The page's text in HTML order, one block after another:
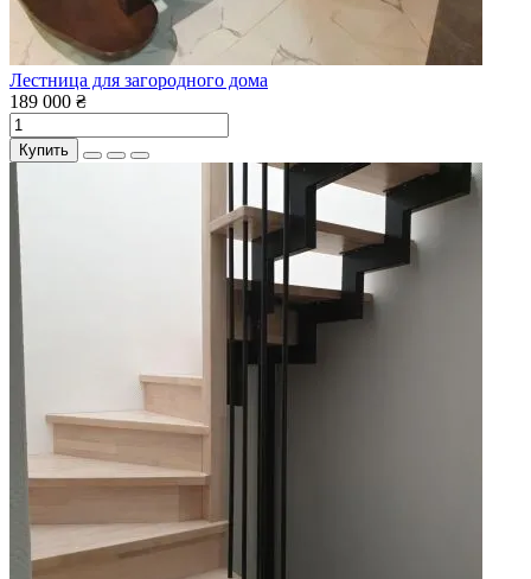
Лестница для загородного дома
189 000 ₴
Купить